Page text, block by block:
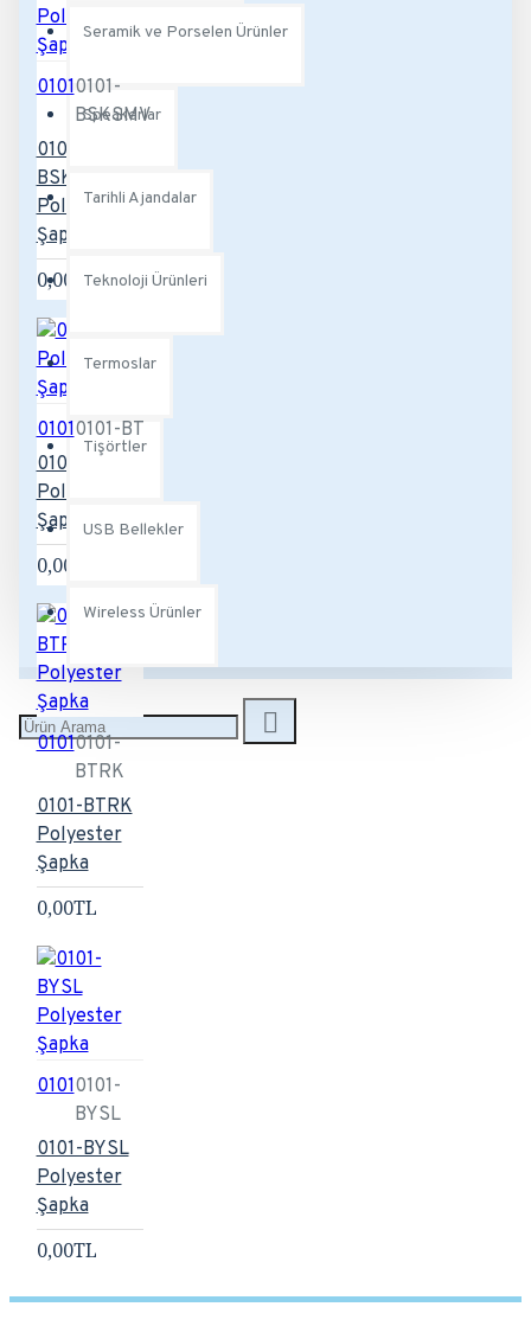
Seramik ve Porselen Ürünler
Speakerlar
Tarihli Ajandalar
Teknoloji Ürünleri
Termoslar
Tişörtler
USB Bellekler
Wireless Ürünler
01010101-
BSKSMV
0101-
BSKSMV
Polyester
Şapka
0,00TL
01010101-BT
0101-BT
Polyester
Şapka
0,00TL
01010101-
BTRK
0101-BTRK
Polyester
Şapka
0,00TL
01010101-
BYSL
0101-BYSL
Polyester
Şapka
0,00TL